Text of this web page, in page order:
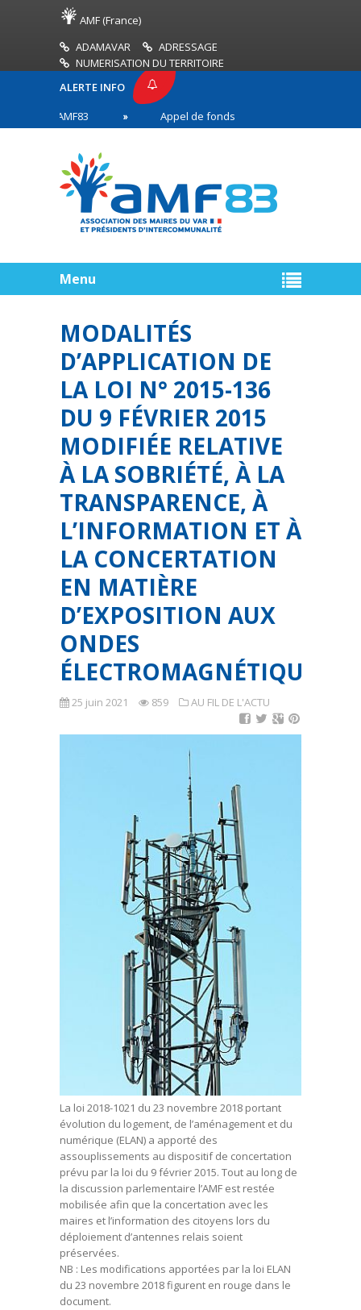
AMF (France)
ADAMAVAR
ADRESSAGE
NUMERISATION DU TERRITOIRE
ALERTE INFO
AMF83
Appel de fonds incendies de forêt
en première ligne
Menu
MODALITÉS
D’APPLICATION DE
LA LOI N° 2015-136
DU 9 FÉVRIER 2015
MODIFIÉE RELATIVE
À LA SOBRIÉTÉ, À LA
TRANSPARENCE, À
L’INFORMATION ET À
LA CONCERTATION
EN MATIÈRE
D’EXPOSITION AUX
ONDES
ÉLECTROMAGNÉTIQUES
25 juin 2021 859 AU FIL DE L'ACTU
La loi 2018-1021 du 23 novembre 2018 portant
évolution du logement, de l’aménagement et du
numérique (ELAN) a apporté des
assouplissements au dispositif de concertation
prévu par la loi du 9 février 2015. Tout au long de
la discussion parlementaire l’AMF est restée
mobilisée afin que la concertation avec les
maires et l’information des citoyens lors du
déploiement d’antennes relais soient
préservées.
NB : Les modifications apportées par la loi ELAN
du 23 novembre 2018 figurent en rouge dans le
document.